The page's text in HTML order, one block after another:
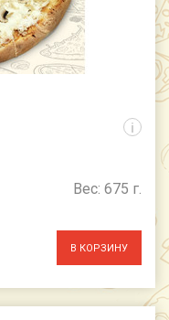
i
Вес: 675 г.